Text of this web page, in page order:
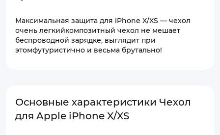
Максимальная защита для iPhone X/XS — чехол
очень легкийкомпозитный чехол не мешает
беспроводной зарядке, выглядит при
этомфутуристично и весьма брутально!
Основные характеристики Чехол
для Apple iPhone X/XS